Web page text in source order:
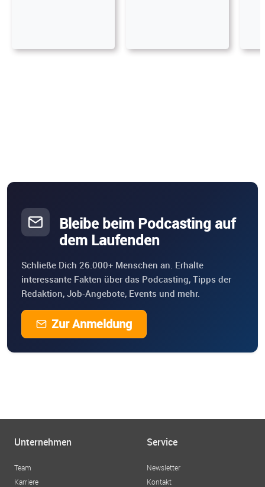
Bleibe beim Podcasting auf
dem Laufenden
Schließe Dich 26.000+ Menschen an. Erhalte
interessante Fakten über das Podcasting, Tipps der
Redaktion, Job-Angebote, Events und mehr.
Zur Anmeldung
Unternehmen
Team
Karriere
Service
Newsletter
Kontakt